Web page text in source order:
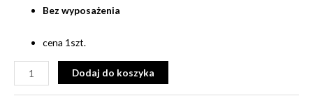
Bez wyposażenia
cena 1szt.
Dodaj do koszyka